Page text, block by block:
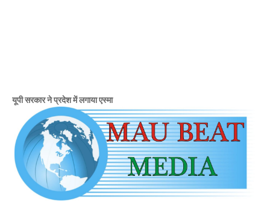
Mau:-यूपी में अब रात 11.00 बजे के बाद नहीं चलेंगी रोडवेज बसें
Mau Beat Media-Dec 21 2022
Mau:- V-Mart को जिला प्रशासन ने किया सील
Mau Beat Media -Dec 19 2022
Mau:-माफिया मुख्तार अंसारी के सहयोगी रफीक पर बड़ी
Mau Beat Media -Dec 14 2022
Mau:- प्री बोर्ड टापर्स को किया गया सम्मानित
Mau Beat Media-Dec 14 2022
यूपी सरकार ने प्रदेश में लगाया एस्मा